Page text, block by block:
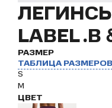
LABEL .B
РАЗМЕР
ТАБЛИЦА РАЗМЕРОВ
S
M
ЦВЕТ